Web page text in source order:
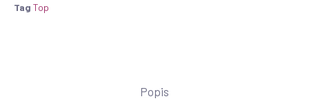
Tag Top
Popis